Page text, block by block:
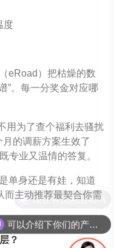
度
eRoad）把枯燥的数
”。每一分奖金对应哪
用为了查个福利去骚扰
的调薪方案生效了
专业又温情的答复。
单身还是有娃，知道
而主动推荐最契合你需
？
可以介绍下你们的产品么